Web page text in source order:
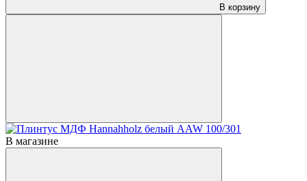
В корзину
В магазине